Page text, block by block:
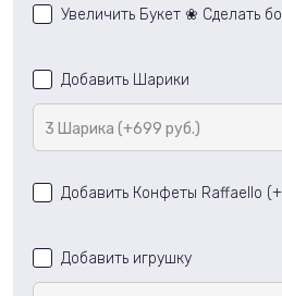
Увеличить Букет ❀ Сделать
Добавить Шарики
3 Шарика (+699 руб.)
Добавить Конфеты Raffaello (+
Добавить игрушку